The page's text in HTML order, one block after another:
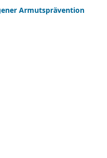
Armutsprävention